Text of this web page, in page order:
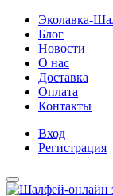
Эколавка-
Блог
Новости
О нас
Доставка
Оплата
Контакты
Вход
Регистрация